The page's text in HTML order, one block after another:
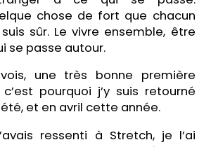
chose de fort que chacun
sûr. Le vivre ensemble, être
se passe autour.
une très bonne première
pourquoi j’y suis retourné
et en avril cette année.
ressenti à Stretch, je l’ai